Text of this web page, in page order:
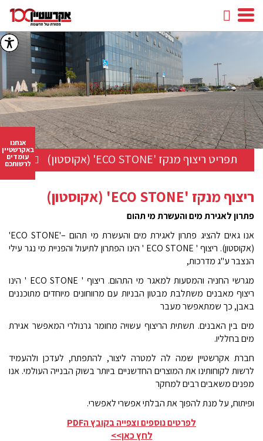
חיפוש
facebook
youtube
instagram
תפריט ריצוף מנקז 'ECO STONE' (אקוסטון)
ריצוף מנקז 'ECO STONE' (אקוסטון)
פתרון לאגירת מים והעשרת מי תהום
אנו גאים להציג פתרון לאגירת מים והעשרת מי תהום –'
ECO STONE'
(אקוסטון). ריצוף ' ECO STONE ' הינו הפתרון לתיעול
והפניית מי נגר עילי
הנצבר ע"ג מדרכות,
מגרשי החניה
והמסעות למאגר מי התהום. ריצוף ' ECO STONE ' הינו
ריצוף מאבנים משתלבת מבטון הבניות עם מרווחונים מיוחדים מתוכננים
באבן, כך שמתאפשר מעבר
מים בין האבנים. תשתית הריצוף עשויה מחומר גרנולרי המאפשר אגירת
מים בחלליו.
חברת אקרשטיין שמה לה למטרה ליצור, להתפתח, לעדכן ולהעמיד
לרשות לקוחותינו את המוצרים החדשניים ביותר בשוק הבנייה העולמי. אנו
מפנים משאבים רבים למחקר
ופיתוח, עלמנת להפוך את הבלתי אפשרי לאפשרי.
לפרטים נוספים וצפייה בקובץ הPDF
לחץ כאן>>
אנחנו
באקרשטיין
עומדים
לרשותכם